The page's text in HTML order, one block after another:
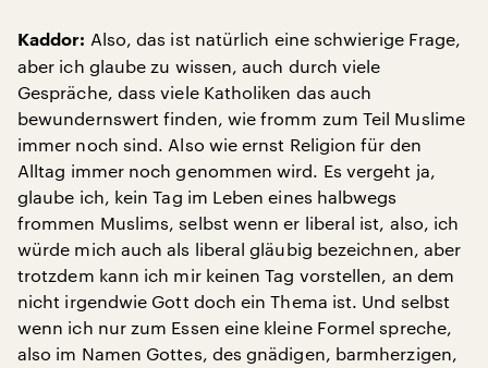
Kaddor: Also, das ist natürlich eine schwierige Frage,
aber ich glaube zu wissen, auch durch viele
Gespräche, dass viele Katholiken das auch
bewundernswert finden, wie fromm zum Teil Muslime
immer noch sind. Also wie ernst Religion für den
Alltag immer noch genommen wird. Es vergeht ja,
glaube ich, kein Tag im Leben eines halbwegs
frommen Muslims, selbst wenn er liberal ist, also, ich
würde mich auch als liberal gläubig bezeichnen, aber
trotzdem kann ich mir keinen Tag vorstellen, an dem
nicht irgendwie Gott doch ein Thema ist. Und selbst
wenn ich nur zum Essen eine kleine Formel spreche,
also im Namen Gottes, des gnädigen, barmherzigen,